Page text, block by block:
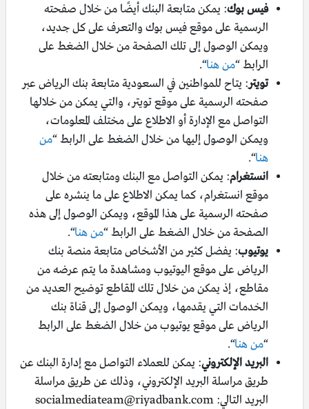
فيس بوك: يمكن متابعة البنك أيضًا من خلال صفحته
الرسمية على موقع فيس بوك والتعرف على كل جديد،
ويمكن الوصول إلى تلك الصفحة من خلال الضغط على
الرابط “من هنا“.
تويتر: يتاح للمواطنين في السعودية متابعة بنك الرياض عبر
صفحته الرسمية على موقع تويتر، والتي يمكن من خلالها
التواصل مع الإدارة أو الاطلاع على مختلف المعلومات،
ويمكن الوصول إليها من خلال الضغط على الرابط “من
هنا“.
انستغرام: يمكن التواصل مع البنك ومتابعته من خلال
موقع انستغرام، كما يمكن الاطلاع على ما ينشره على
صفحته الرسمية على هذا الموقع، ويمكن الوصول إلى هذه
الصفحة من خلال الضغط على الرابط “من هنا“.
يوتيوب: يفضل كثير من الأشخاص متابعة منصة بنك
الرياض على موقع اليوتيوب ومشاهدة ما يتم عرضه من
مقاطع، إذ يمكن من خلال تلك المقاطع توضيح العديد من
الخدمات التي يقدمها، ويمكن الوصول إلى قناة بنك
الرياض على موقع يوتيوب من خلال الضغط على الرابط
“من هنا“.
البريد الإلكتروني: يمكن للعملاء التواصل مع إدارة البنك عن
طريق مراسلة البريد الإلكتروني، وذلك عن طريق مراسلة
البريد التالي: socialmediateam@riyadbank.com